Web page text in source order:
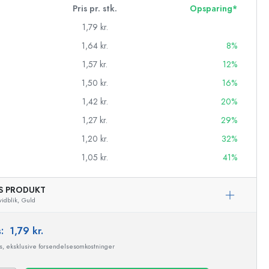
Pris pr. stk.
Opsparing*
1,79 kr.
1,64 kr.
8%
1,57 kr.
12%
1,50 kr.
16%
1,42 kr.
20%
1,27 kr.
29%
1,20 kr.
32%
1,05 kr. 41%
PRODUKT
Guld
1,79 kr.
eksklusive forsendelsesomkostninger